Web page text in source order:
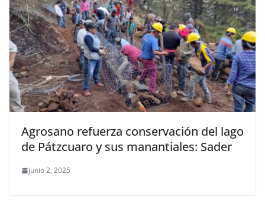
Agrosano refuerza conservación del lago
de Pátzcuaro y sus manantiales: Sader
junio 2, 2025